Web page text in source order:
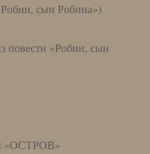
сын Робина»)
«Робин, сын
«ОСТРОВ»